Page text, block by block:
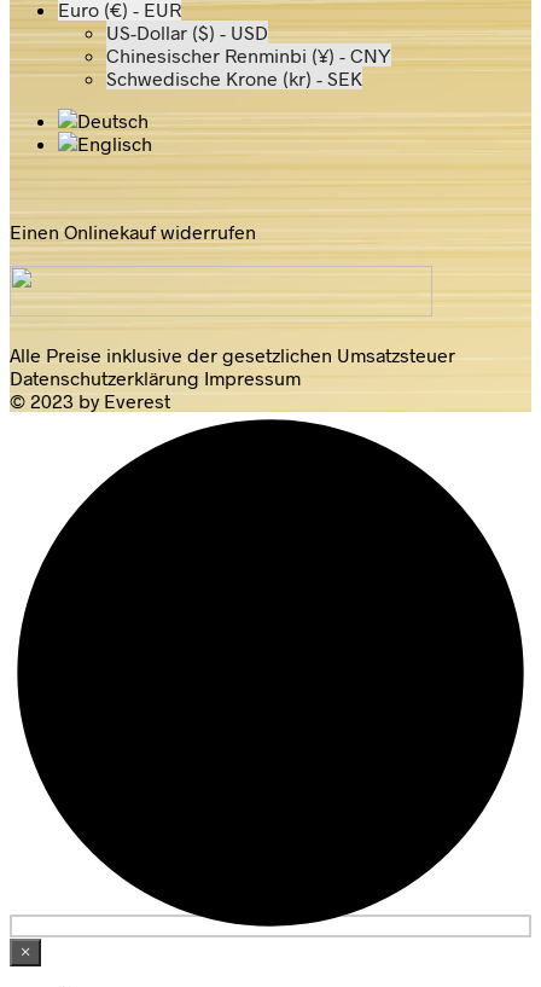
Euro (€) - EUR
US-Dollar ($) - USD
Chinesischer Renminbi (¥) - CNY
Schwedische Krone (kr) - SEK
Einen Onlinekauf widerrufen
Alle Preise inklusive der gesetzlichen Umsatzsteuer
Datenschutzerklärung Impressum
© 2023 by Everest
×